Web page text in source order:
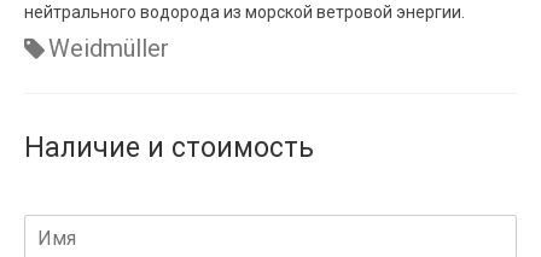
нейтрального водорода из морской ветровой энергии.
Weidmüller
Наличие и стоимость